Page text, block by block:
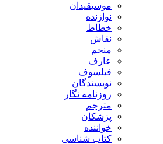
موسیقیدان
نوازنده
خطاط
نقاش
منجم
عارف
فیلسوف
نویسندگان
روزنامه نگار
مترجم
پزشکان
خواننده
کتاب شناسی